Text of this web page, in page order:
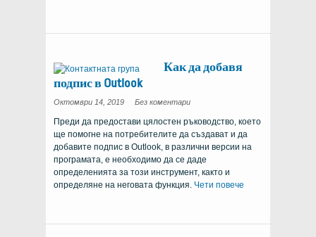
Как да добавя
подпис в Outlook
Октомври 14, 2019 Без коментариза
да
подпис
в
Outlook
Преди да предостави цялостен ръководство, което
ще помогне на потребителите да създават и да
добавите подпис в Outlook, в различни версии на
програмата, е необходимо да се даде
определенията за този инструмент, както и
определяне на неговата функция. Чети повече